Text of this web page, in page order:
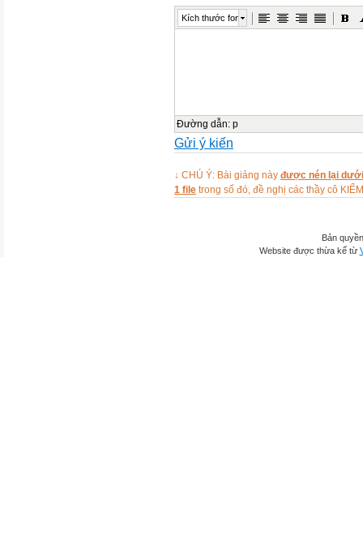
Kích thước font
Đường dẫn: p
Gửi ý kiến
↓ CHÚ Ý: Bài giảng này được nén lại
1 file trong số đó, đề nghị các thầy cô
Bản
Website được thừa kế từ